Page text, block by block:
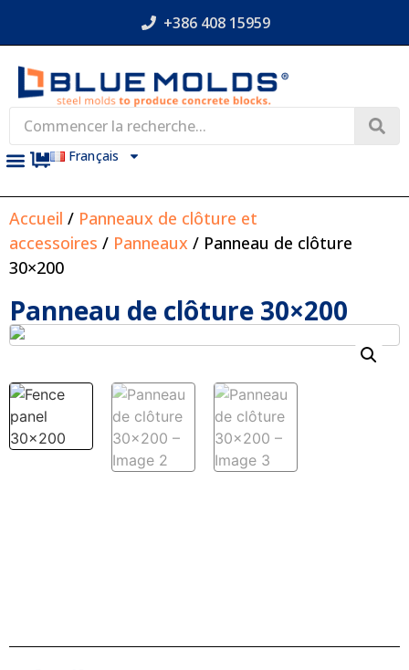
+386 408 15959
Français
Accueil / Panneaux de clôture et
accessoires / Panneaux / Panneau de clôture
30×200
Panneau de clôture 30×200